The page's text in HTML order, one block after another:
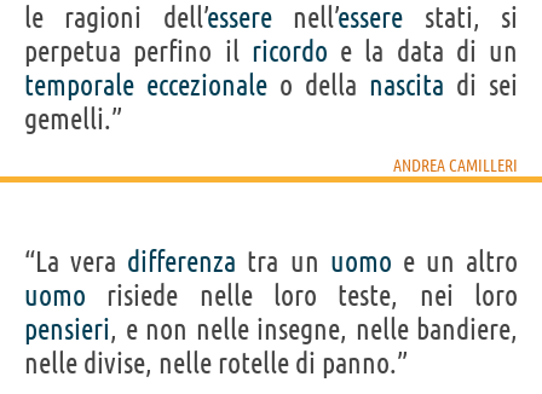
le ragioni dell’esserenell’essere stati, si
perpetua perfino il ricordo e la data di un
temporale eccezionale o della nascita di sei
gemelli.”
ANDREA CAMILLERI
“La vera differenza tra un uomo e un altro
uomo risiede nelle loro teste, nei loro
pensieri, e non nelle insegne, nelle bandiere,
nelle divise, nelle rotelle di panno.”